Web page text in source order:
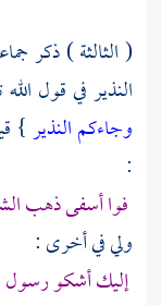
( الثالثة ) ذكر
النذير في قول
وجاءكم النذير}
:
فوا أسفى ذهب
ولي في أخرى :
إليك أشكو